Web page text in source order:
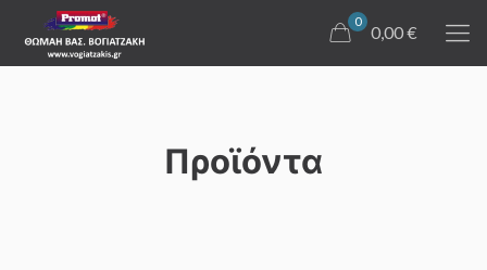
0
0,00 €
Προϊόντα